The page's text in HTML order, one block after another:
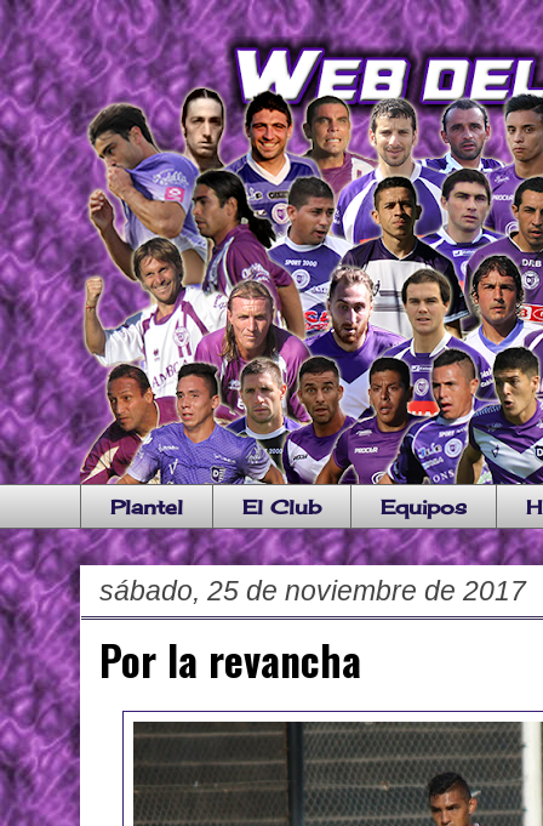
Plantel El Club Equipos
sábado, 25 de noviembre de 2017
Por la revancha